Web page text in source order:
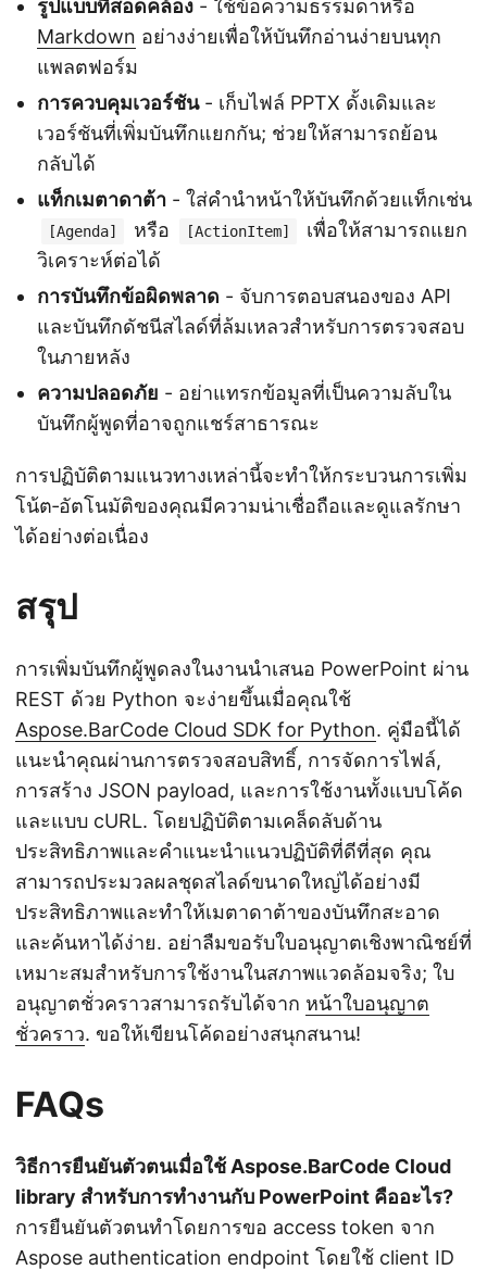
รูปแบบที่สอดคล้อง - ใช้ข้อความธรรมดาหรือ
Markdown อย่างง่ายเพื่อให้บันทึกอ่านง่ายบนทุก
แพลตฟอร์ม
การควบคุมเวอร์ชัน- เก็บไฟล์ PPTX ดั้งเดิมและ
เวอร์ชันที่เพิ่มบันทึกแยกกัน; ช่วยให้สามารถย้อน
กลับได้
แท็กเมตาดาต้า - ใส่คำนำหน้าให้บันทึกด้วยแท็กเช่น
[Agenda] หรือ [ActionItem]
เพื่อให้สามารถแยก
วิเคราะห์ต่อได้
การบันทึกข้อผิดพลาด - จับการตอบสนองของ API
และบันทึกดัชนีสไลด์ที่ล้มเหลวสำหรับการตรวจสอบ
ในภายหลัง
ความปลอดภัย - อย่าแทรกข้อมูลที่เป็นความลับใน
บันทึกผู้พูดที่อาจถูกแชร์สาธารณะ
การปฏิบัติตามแนวทางเหล่านี้จะทำให้กระบวนการเพิ่ม
โน้ต‑อัตโนมัติของคุณมีความน่าเชื่อถือและดูแลรักษา
ได้อย่างต่อเนื่อง
สรุป
การเพิ่มบันทึกผู้พูดลงในงานนำเสนอ PowerPoint ผ่าน
REST ด้วย Python จะง่ายขึ้นเมื่อคุณใช้
Aspose.BarCode Cloud SDK for Python. คู่มือนี้ได้
แนะนำคุณผ่านการตรวจสอบสิทธิ์, การจัดการไฟล์,
การสร้าง JSON payload, และการใช้งานทั้งแบบโค้ด
และแบบ cURL. โดยปฏิบัติตามเคล็ดลับด้าน
ประสิทธิภาพและคำแนะนำแนวปฏิบัติที่ดีที่สุด คุณ
สามารถประมวลผลชุดสไลด์ขนาดใหญ่ได้อย่างมี
ประสิทธิภาพและทำให้เมตาดาต้าของบันทึกสะอาด
และค้นหาได้ง่าย. อย่าลืมขอรับใบอนุญาตเชิงพาณิชย์ที่
เหมาะสมสำหรับการใช้งานในสภาพแวดล้อมจริง; ใบ
อนุญาตชั่วคราวสามารถรับได้จาก หน้าใบอนุญาต
ชั่วคราว. ขอให้เขียนโค้ดอย่างสนุกสนาน!
FAQs
วิธีการยืนยันตัวตนเมื่อใช้ Aspose.BarCode Cloud
library สำหรับการทำงานกับ PowerPoint คืออะไร?
การยืนยันตัวตนทำโดยการขอ access token จาก
Aspose authentication endpoint โดยใช้ client ID